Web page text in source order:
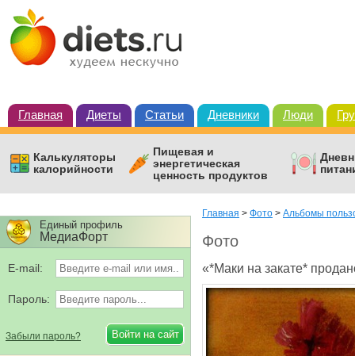
Главная Диеты Статьи Дневники Люди
Калькуляторы
калорийности
Пищевая и
энергетическая
ценность продуктов
Главная > Фото > Альбомы
Фото
«*Маки на закате*
Единый профиль
МедиаФорт
E-mail:
Пароль:
Забыли пароль?